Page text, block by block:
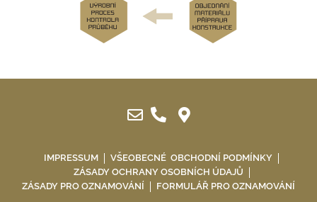
IMPRESSUM
VŠEOBECNÉ OBCHODNÍ PODMÍNKY
ZÁSADY OCHRANY OSOBNÍCH ÚDAJŮ
ZÁSADY PRO OZNAMOVÁNÍ
FORMULÁŘ PRO OZNAMOVÁNÍ